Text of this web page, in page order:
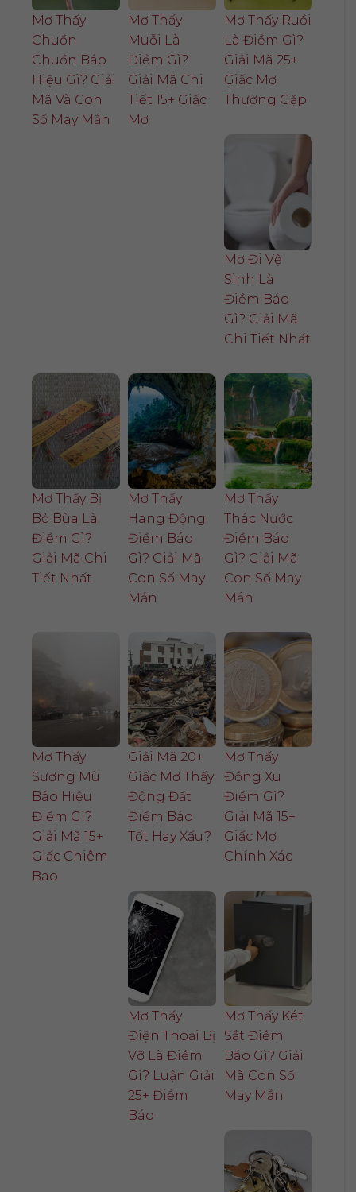
Mơ Thấy
Chuồn
Chuồn Báo
Hiệu Gì? Giải
Mã Và Con
Số May Mắn
Mơ Thấy
Muỗi Là
Điềm Gì?
Giải Mã Chi
Tiết 15+ Giấc
Mơ
Mơ Thấy Ruồi
Là Điềm Gì?
Giải Mã 25+
Giấc Mơ
Thường Gặp
Mơ Đi Vệ
Sinh Là
Điềm Báo
Gì? Giải Mã
Chi Tiết Nhất
Mơ Thấy Bị
Bỏ Bùa Là
Điềm Gì?
Giải Mã Chi
Tiết Nhất
Mơ Thấy
Hang Động
Điềm Báo
Gì? Giải Mã
Con Số May
Mắn
Mơ Thấy
Thác Nước
Điềm Báo
Gì? Giải Mã
Con Số May
Mắn
Mơ Thấy
Sương Mù
Báo Hiệu
Điềm Gì?
Giải Mã 15+
Giấc Chiêm
Bao
Giải Mã 20+
Giấc Mơ Thấy
Động Đất
Điềm Báo
Tốt Hay Xấu?
Mơ Thấy
Đồng Xu
Điềm Gì?
Giải Mã 15+
Giấc Mơ
Chính Xác
Mơ Thấy
Điện Thoại Bị
Vỡ Là Điềm
Gì? Luận Giải
25+ Điềm
Báo
Mơ Thấy Két
Sắt Điềm
Báo Gì? Giải
Mã Con Số
May Mắn